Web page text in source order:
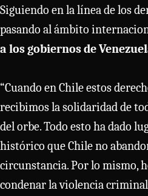
Siguiendo en la línea de los
pasando al ámbito
a los gobiernos de
“Cuando en Chile estos
recibimos la solidaridad de
del orbe. Todo esto ha dado
histórico que Chile no
circunstancia. Por lo mismo,
condenar la violencia